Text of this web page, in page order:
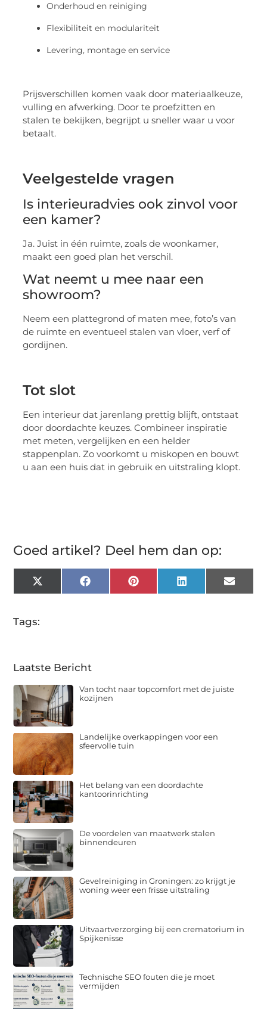
Onderhoud en reiniging
Flexibiliteit en modulariteit
Levering, montage en service
Prijsverschillen komen vaak door materiaalkeuze,
vulling en afwerking. Door te proefzitten en
stalen te bekijken, begrijpt u sneller waar u voor
betaalt.
Veelgestelde vragen
Is interieuradvies ook zinvol voor
een kamer?
Ja. Juist in één ruimte, zoals de woonkamer,
maakt een goed plan het verschil.
Wat neemt u mee naar een
showroom?
Neem een plattegrond of maten mee, foto’s van
de ruimte en eventueel stalen van vloer, verf of
gordijnen.
Tot slot
Een interieur dat jarenlang prettig blijft, ontstaat
door doordachte keuzes. Combineer inspiratie
met meten, vergelijken en een helder
stappenplan. Zo voorkomt u miskopen en bouwt
u aan een huis dat in gebruik en uitstraling klopt.
Goed artikel? Deel hem dan op:
X
(Twitter)
FacebookPinterestLinkedInEmail
Tags:
Laatste Bericht
Van tocht naar topcomfort met de juiste
kozijnen
Landelijke overkappingen voor een
sfeervolle tuin
Het belang van een doordachte
kantoorinrichting
De voordelen van maatwerk stalen
binnendeuren
Gevelreiniging in Groningen: zo krijgt je
woning weer een frisse uitstraling
Uitvaartverzorging bij een crematorium in
Spijkenisse
Technische SEO fouten die je moet
vermijden